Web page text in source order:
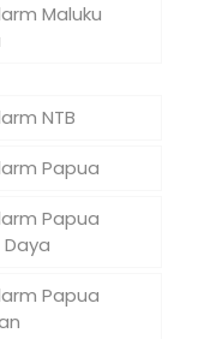
Maluku
NTB
Papua
Papua
Papua